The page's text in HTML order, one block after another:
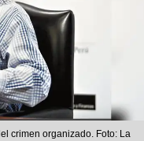
crimen organizado. Foto: La